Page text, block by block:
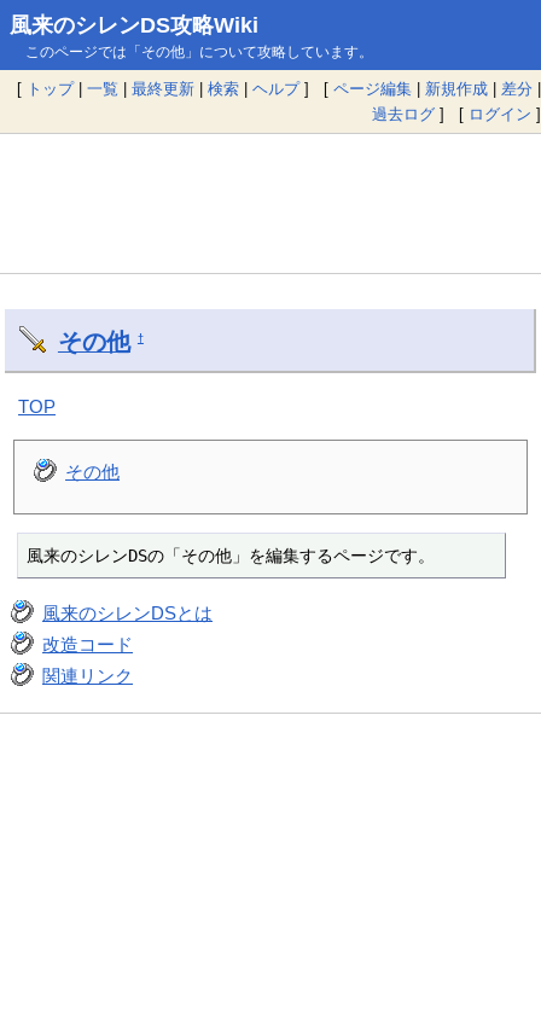
風来のシレンDS攻略Wiki
このページでは「その他」について攻略しています。
[ トップ| 一覧 | 最終更新 | 検索 | ヘルプ] [ ページ編集 | 新規作成 | 差分 |
過去ログ ] [ ログイン ]
その他 †
TOP
その他
風来のシレンDSの「その他」を編集するページです。
風来のシレンDSとは
改造コード
関連リンク